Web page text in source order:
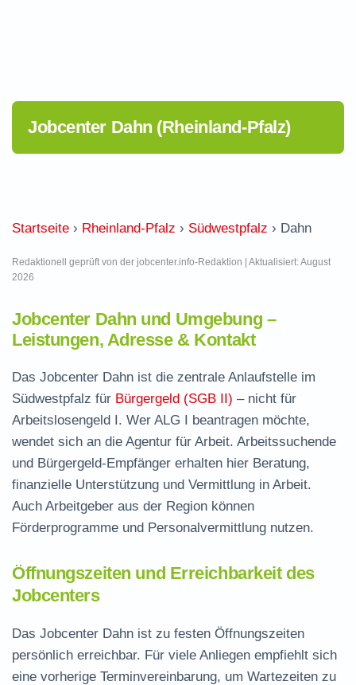
Jobcenter Dahn (Rheinland-Pfalz)
Startseite › Rheinland-Pfalz › Südwestpfalz › Dahn
Redaktionell geprüft von der jobcenter.info-Redaktion | Aktualisiert: August
2026
Jobcenter Dahn und Umgebung –
Leistungen, Adresse & Kontakt
Das Jobcenter Dahn ist die zentrale Anlaufstelle im
Südwestpfalz für Bürgergeld (SGB II) – nicht für
Arbeitslosengeld I. Wer ALG I beantragen möchte,
wendet sich an die Agentur für Arbeit. Arbeitssuchende
und Bürgergeld-Empfänger erhalten hier Beratung,
finanzielle Unterstützung und Vermittlung in Arbeit.
Auch Arbeitgeber aus der Region können
Förderprogramme und Personalvermittlung nutzen.
Öffnungszeiten und Erreichbarkeit des
Jobcenters
Das Jobcenter Dahn ist zu festen Öffnungszeiten
persönlich erreichbar. Für viele Anliegen empfiehlt sich
eine vorherige Terminvereinbarung, um Wartezeiten zu